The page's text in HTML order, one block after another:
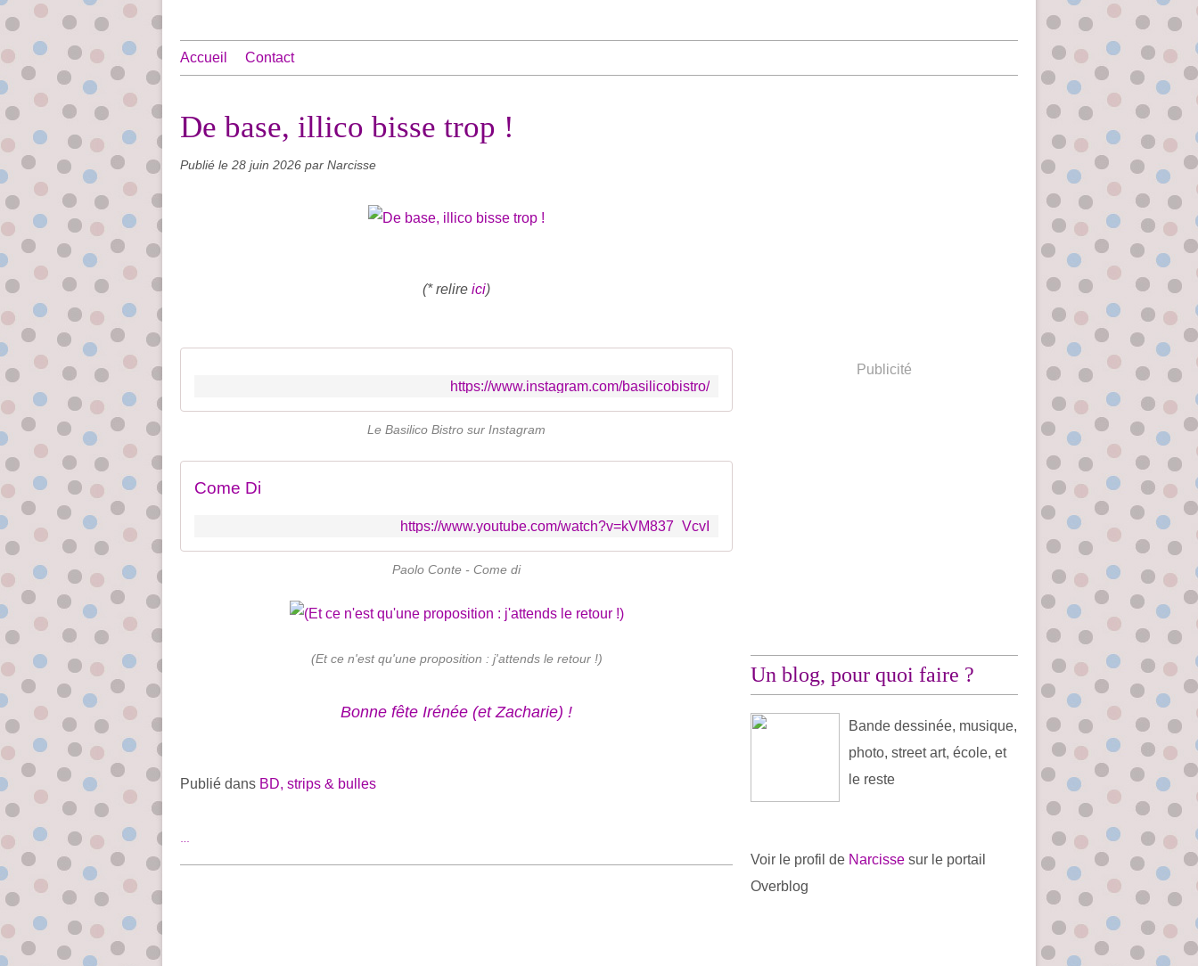
Accueil Contact
De base, illico bisse trop !
Publié le 28 juin 2026 par Narcisse
(* relire ici)
https://www.instagram.com/basilicobistro/
Le Basilico Bistro sur Instagram
Come Di
https://www.youtube.com/watch?v=kVM837_VcvI
Paolo Conte - Come di
(Et ce n'est qu'une proposition : j'attends le retour !)
Bonne fête Irénée (et Zacharie) !
Publié dans BD, strips & bulles
Publicité
Un blog, pour quoi faire ?
Bande dessinée, musique,
photo, street art, école, et
le reste
Voir le profil de Narcisse sur le portail
Overblog